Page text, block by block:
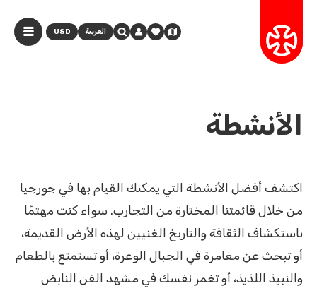
العربية USD
الأنشطة
اكتشف أفضل الأنشطة التي يمكنك القيام بها في جورجيا
من خلال قائمتنا المختارة من التجارب. سواء كنت مهتمًا
باستكشاف الثقافة والتاريخ الغنيين لهذه الأرض القديمة،
أو تبحث عن مغامرة في الجبال الوعرة، أو تستمتع بالطعام
والنبيذ اللذيذ، أو تغمر نفسك في مشهد الفن النابض